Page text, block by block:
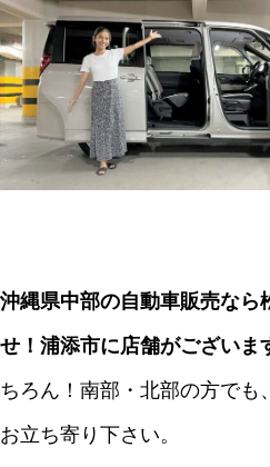
沖縄県中部の自動車販売なら
せ！浦添市に店舗がございま
ちろん！南部・北部の方でも
お立ち寄り下さい。